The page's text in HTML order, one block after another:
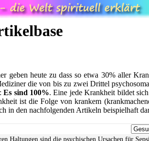
geben heute zu dass so etwa 30% aller
die von bis zu zwei Drittel
Es sind 100%. Eine jede Krankheit bildet
ist die Folge von krankem
in den nachfolgenden Artikeln beispielhaft
Haltungen sind die psychischen Ursachen für